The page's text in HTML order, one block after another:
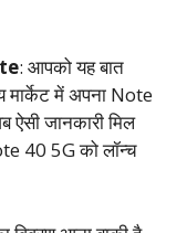
: आपको यह बात
मार्केट में अपना Note
ऐसी जानकारी मिल
40 5G को लॉन्च